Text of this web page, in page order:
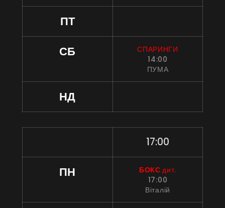
ПТ
СБ
СПАРИНГИ
14:00
ПУМА
НД
17:00
ПН БОКС дит.
17:00
Віталій